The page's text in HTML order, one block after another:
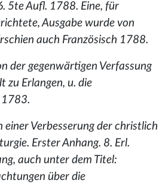
5te Aufl. 1788. Eine, für
Ausgabe wurde von
auch Französisch 1788.
der gegenwärtigen Verfassung
zu Erlangen, u. die
1783.
einer Verbesserung der christlich
Erster Anhang. 8. Erl.
auch unter dem Titel:
über die